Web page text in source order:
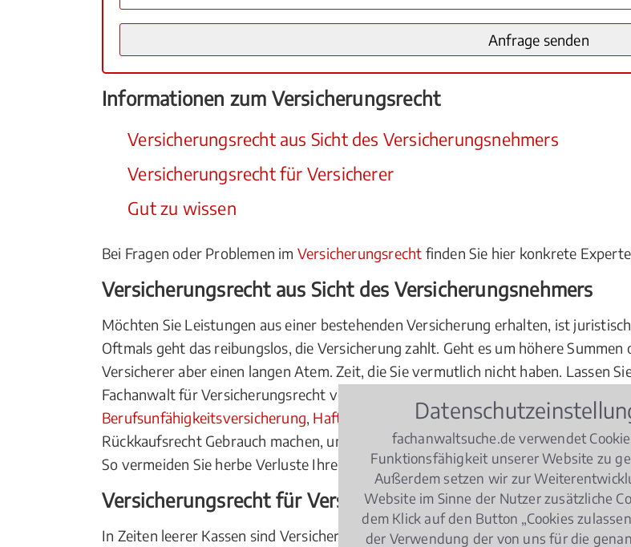
Informationen zum Versicherungsrecht
Versicherungsrecht aus Sicht des Versicherungsnehmers
Versicherungsrecht für Versicherer
Gut zu wissen
Bei Fragen oder Problemen im Versicherungsrecht finden Sie hier konkrete
Versicherungsrecht aus Sicht des Versicherungsnehmers
Möchten Sie Leistungen aus einer bestehenden Versicherung erhalten, ist
Oftmals geht das reibungslos, die Versicherung zahlt. Geht es um höhere
Versicherer aber einen langen Atem. Zeit, die Sie vermutlich nicht haben. Lassen
Fachanwalt für Versicherungsrecht vor Ort in Nürnberg Marienvorstadt, egal um
Berufsunfähigkeitsversicherung, Haftpflichtversicherung , Hausratversicherung,
Rückkaufsrecht Gebrauch machen, und etwa IhreLebensversicherungkündigen?
So vermeiden Sie herbe Verluste Ihres wohlverdienten Geldes.
Versicherungsrecht für Versicherer
In Zeiten leerer Kassen sind Versicherungen begehrt, etwa eine private
fachanwaltsuche.de verwendet
Funktionsfähigkeit unserer Website zu
Außerdem setzen wir zur
Website im Sinne der Nutzer zusätzliche
dem Klick auf den Button „Cookies
der Verwendung der von uns für die